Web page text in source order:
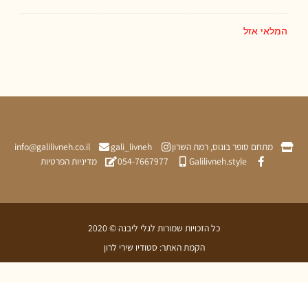
אזל
מתחם סופר בונוס, רמת השרון gali_livneh
info@galilivneh.co.il
Galilivneh.style
054-7667977 מדיניות הפרטיות
כל הזכויות שמורות לגלי ליבנה © 2020
הקמת האתר: סטודיו שירי לרון